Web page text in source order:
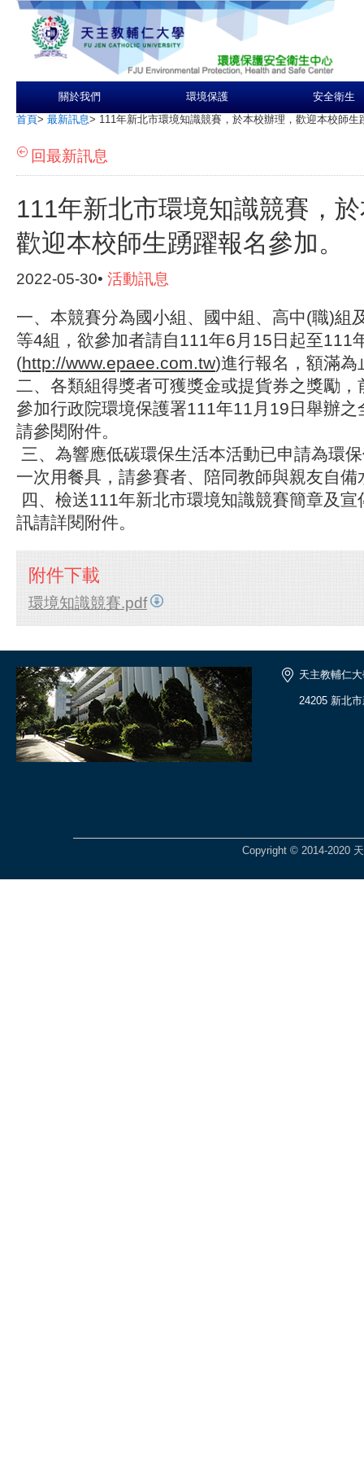
關於我們 環境保護 安全衛生
首頁> 最新訊息> 111年新北市環境知識競賽，於本校辦理，歡迎本校師生
回最新訊息
111年新北市環境知識競賽，
歡迎本校師生踴躍報名參加。
2022-05-30• 活動訊息
一、本競賽分為國小組、國中組、高中(職)組
等4組，欲參加者請自111年6月15日起至111
(http://www.epaee.com.tw)進行報名，額滿為
二、各類組得獎者可獲獎金或提貨券之獎勵
參加行政院環境保護署111年11月19日舉辦之
請參閱附件。
三、為響應低碳環保生活本活動已申請為環
一次用餐具，請參賽者、陪同教師與親友自備
四、檢送111年新北市環境知識競賽簡章及
訊請詳閱附件。
附件下載
環境知識競賽.pdf
天主教輔仁
24205 新北
Copyright © 2014-2020